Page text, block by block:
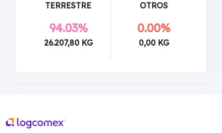
TERRESTRE
94.03%
26.207,80 KG
OTROS
0.00%
0,00 KG